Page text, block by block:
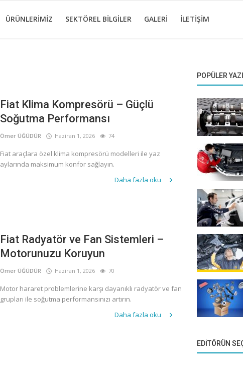
ÜRÜNLERIMIZ SEKTÖREL BILGILER GALERI İLETIŞIM
Fiat Klima Kompresörü – Güçlü
Soğutma Performansı
Ömer ÜĞÜDÜR Haziran 1, 2026 74
Fiat araçlara özel klima kompresörü modelleri ile yaz
aylarında maksimum konfor sağlayın.
Daha fazla oku
Fiat Radyatör ve Fan Sistemleri –
Motorunuzu Koruyun
Ömer ÜĞÜDÜR Haziran 1, 2026 70
Motor hararet problemlerine karşı dayanıklı radyatör ve fan
grupları ile soğutma performansınızı artırın.
Daha fazla oku
POPÜLER
EDITÖRÜN